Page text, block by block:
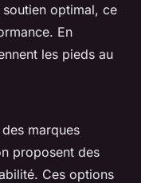
optimal, ce
En
les pieds au
marques
proposent des
Ces options